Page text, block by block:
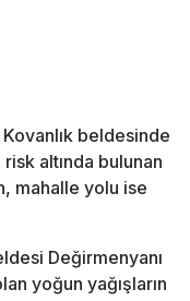
beldesinde
altında bulunan
mahalle yolu ise
Değirmenyanı
yoğun yağışların